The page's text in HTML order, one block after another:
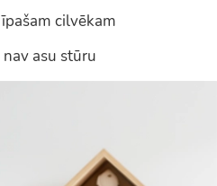
cilvēkam
asu stūru